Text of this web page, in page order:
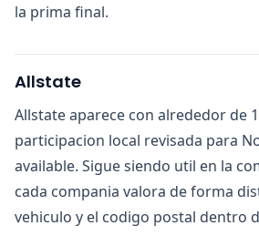
la prima final.
Allstate
Allstate aparece con alrededor de
participacion local revisada para
available. Sigue siendo util en la
cada compania valora de forma
vehiculo y el codigo postal dentro